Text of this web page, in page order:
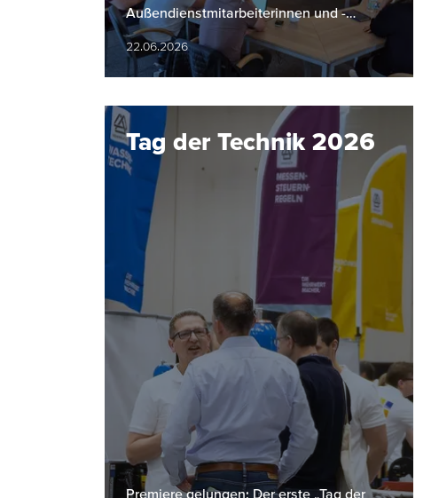
Außendienstmitarbeiterinnen und -
mitarbeiter zu einer gemeinsamen
Tagung. Dabei stehen der Rückblick auf
das…
22.06.2026
Tag der Technik 2026
Premiere gelungen: Der erste „Tag der